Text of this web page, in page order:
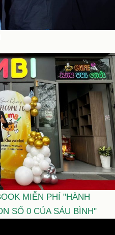
MIỄN PHÍ "HÀNH
SỐ 0 CỦA SÁU BÌNH"